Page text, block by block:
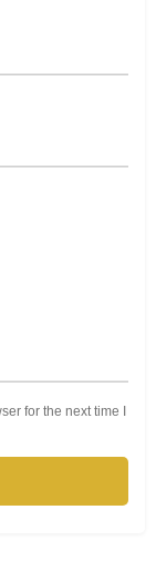
for the next time I